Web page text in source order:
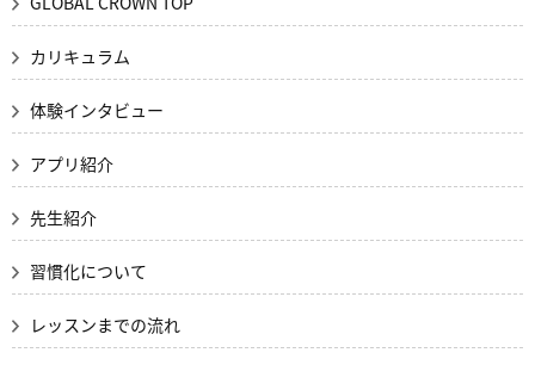
カリキュラム
体験インタビュー
アプリ紹介
先生紹介
習慣化について
レッスンまでの流れ